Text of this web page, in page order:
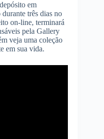
em
três dias no
on-line, terminará
pela Gallery
veja uma coleção
em sua vida.